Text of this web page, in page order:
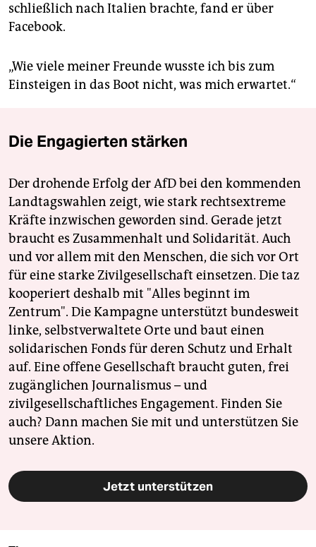
schließlich nach Italien brachte, fand er über
Facebook.
„Wie viele meiner Freunde wusste ich bis zum
Einsteigen in das Boot nicht, was mich erwartet.“
Die Engagierten stärken
Der drohende Erfolg der AfD bei den kommenden
Landtagswahlen zeigt, wie stark rechtsextreme
Kräfte inzwischen geworden sind. Gerade jetzt
braucht es Zusammenhalt und Solidarität. Auch
und vor allem mit den Menschen, die sich vor Ort
für eine starke Zivilgesellschaft einsetzen. Die taz
kooperiert deshalb mit "Alles beginnt im
Zentrum". Die Kampagne unterstützt bundesweit
linke, selbstverwaltete Orte und baut einen
solidarischen Fonds für deren Schutz und Erhalt
auf. Eine offene Gesellschaft braucht guten, frei
zugänglichen Journalismus – und
zivilgesellschaftliches Engagement. Finden Sie
auch? Dann machen Sie mit und unterstützen Sie
unsere Aktion.
Jetzt unterstützen